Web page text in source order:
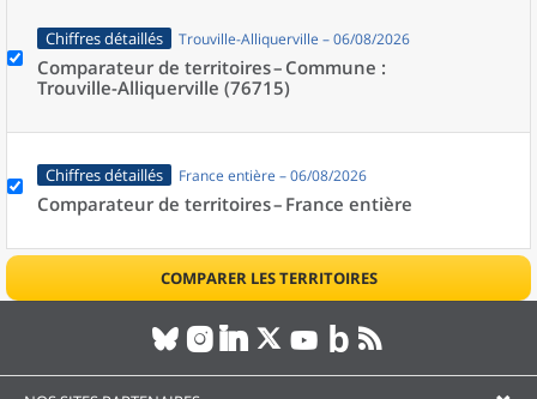
Chiffres détaillés Trouville-Alliquerville – 06/08/2026
Comparateur de territoires – Commune :
Trouville-Alliquerville (76715)
Chiffres détaillés France entière – 06/08/2026
Comparateur de territoires – France entière
COMPARER LES TERRITOIRES